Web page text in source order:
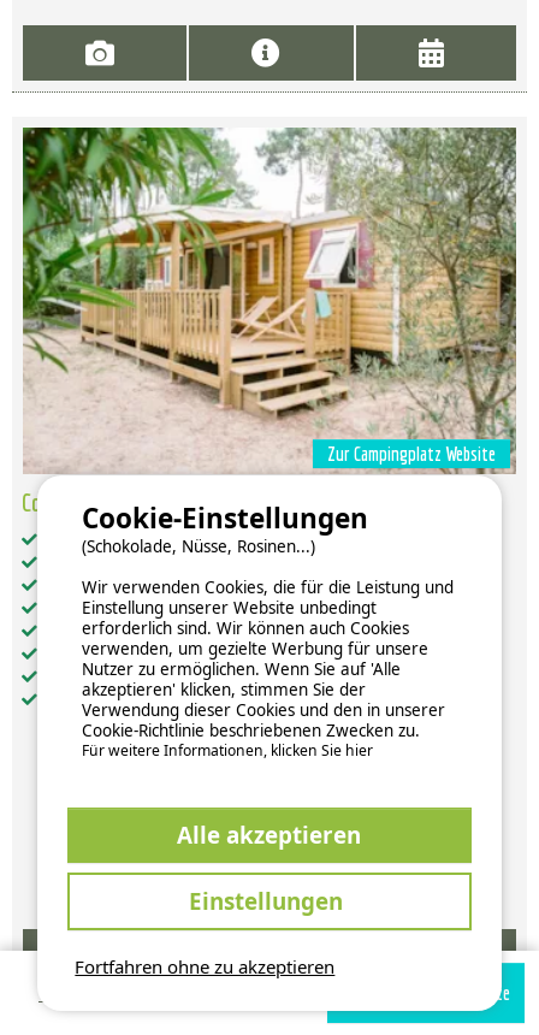
Zur Campingplatz Website
Zur Campingplatz Website
Cottage Premium 40M² - 3 Zimmer
Gesamt-Wohnfläche (in m²): 40
getrennte Schlafzimmer: 3
Küche: 1
Badezimmer: 1
Heizung
Fernseher
Haustiere nicht erlaubt
Verfügbarkeiten und Preise
Fortfahren ohne zu akzeptieren
Cookie-Einstellungen
(Schokolade, Nüsse, Rosinen...)
Wir verwenden Cookies, die für die Leistung und
Einstellung unserer Website unbedingt
erforderlich sind. Wir können auch Cookies
verwenden, um gezielte Werbung für unsere
Nutzer zu ermöglichen. Wenn Sie auf 'Alle
akzeptieren' klicken, stimmen Sie der
Verwendung dieser Cookies und den in unserer
Cookie-Richtlinie beschriebenen Zwecken zu.
Für weitere Informationen, klicken Sie hier
Alle akzeptieren
Einstellungen